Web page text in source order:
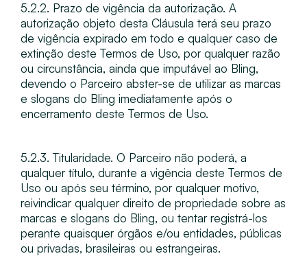
5.2.2. Prazo de vigência da autorização​. A
autorização objeto desta Cláusula terá seu prazo
de vigência expirado em todo e qualquer caso de
extinção deste Termos de Uso, por qualquer razão
ou circunstância, ainda que imputável ao Bling,
devendo o Parceiro abster-se de utilizar as marcas
e slogans do Bling imediatamente após o
encerramento deste Termos de Uso.
5.2.3. Titularidade​. O Parceiro não poderá, a
qualquer título, durante a vigência deste Termos de
Uso ou após seu término, por qualquer motivo,
reivindicar qualquer direito de propriedade sobre as
marcas e slogans do Bling, ou tentar registrá-los
perante quaisquer órgãos e/ou entidades, públicas
ou privadas, brasileiras ou estrangeiras.